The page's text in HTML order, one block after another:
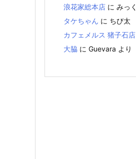
浪花家総本店 に みっく
タケちゃん に ちび太
カフェメルス 猪子石店
大脇 に Guevara より